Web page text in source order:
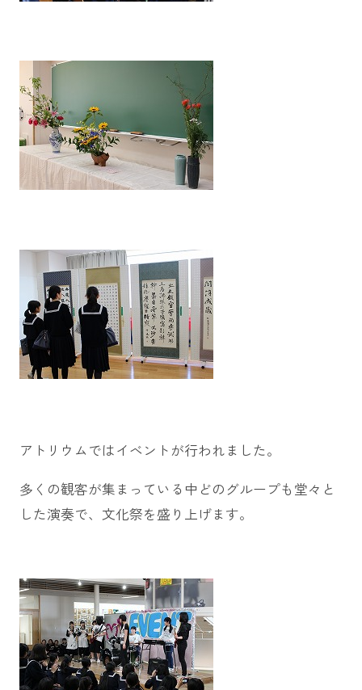
アトリウムではイベントが行われました。
多くの観客が集まっている中どのグループも堂々と
した演奏で、文化祭を盛り上げます。